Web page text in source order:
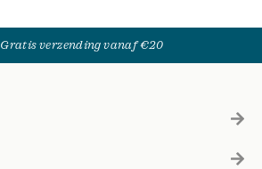
Gratis verzending vanaf €20